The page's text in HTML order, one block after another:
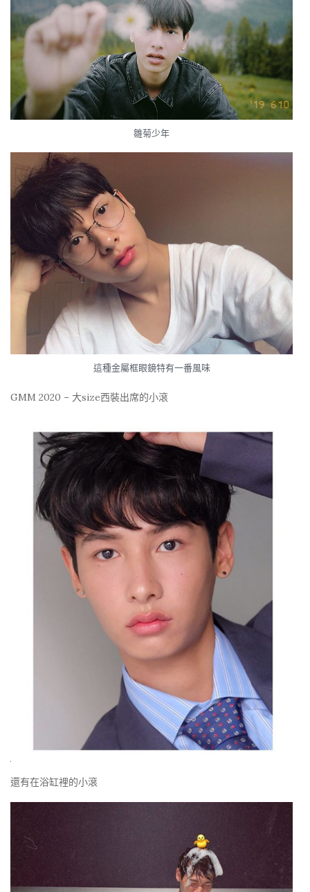
雛菊少年
這種金屬框眼鏡特有一番風味
GMM 2020 – 大size西裝出席的小滾
還有在浴缸裡的小滾